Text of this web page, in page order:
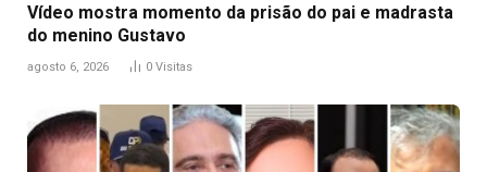
Vídeo mostra momento da prisão do pai e madrasta
do menino Gustavo
agosto 6, 2026 0 Visitas